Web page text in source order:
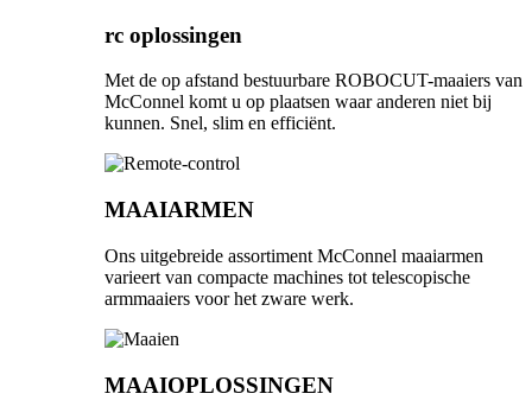
rc oplossingen
Met de op afstand bestuurbare ROBOCUT-maaiers van
McConnel komt u op plaatsen waar anderen niet bij
kunnen. Snel, slim en efficiënt.
MAAIARMEN
Ons uitgebreide assortiment McConnel maaiarmen
varieert van compacte machines tot telescopische
armmaaiers voor het zware werk.
MAAIOPLOSSINGEN